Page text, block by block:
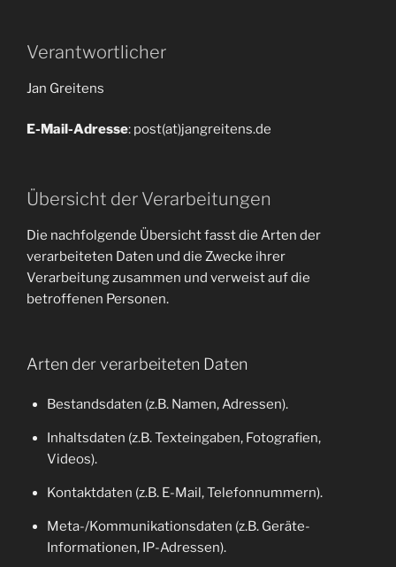
Verantwortlicher
Jan Greitens
E-Mail-Adresse: post(at)jangreitens.de
Übersicht der Verarbeitungen
Die nachfolgende Übersicht fasst die Arten der
verarbeiteten Daten und die Zwecke ihrer
Verarbeitung zusammen und verweist auf die
betroffenen Personen.
Arten der verarbeiteten Daten
Bestandsdaten (z.B. Namen, Adressen).
Inhaltsdaten (z.B. Texteingaben, Fotografien,
Videos).
Kontaktdaten (z.B. E-Mail, Telefonnummern).
Meta-/Kommunikationsdaten (z.B. Geräte-
Informationen, IP-Adressen).